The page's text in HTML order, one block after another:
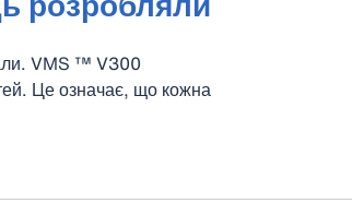
VMS ™ V300
Це означає, що кожна